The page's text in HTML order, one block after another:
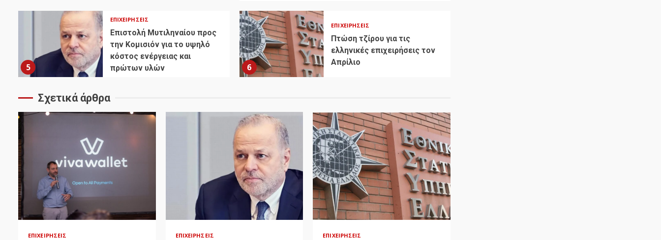
5
ΕΠΙΧΕΙΡΉΣΕΙΣ
Επιστολή Μυτιληναίου προς
την Κομισιόν για το υψηλό
κόστος ενέργειας και
πρώτων υλών
6
ΕΠΙΧΕΙΡΉΣΕΙΣ
Πτώση τζίρου για τις
ελληνικές επιχειρήσεις τον
Απρίλιο
Σχετικά άρθρα
ΕΠΙΧΕΙΡΉΣΕΙΣ ΕΠΙΧΕΙΡΉΣΕΙΣ ΕΠΙΧΕΙΡΉΣΕΙΣ